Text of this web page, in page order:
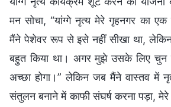
मन सोचा, “यांग्गे नृत्य मेरे गृहनगर का
मैंने पेशेवर रूप से इसे नहीं सीखा था,
बहुत किया था। अगर मुझे उसके लिए चुन
अच्छा होगा।” लेकिन जब मैंने वास्तव में
संतुलन बनाने में काफी संघर्ष करना पड़ा,